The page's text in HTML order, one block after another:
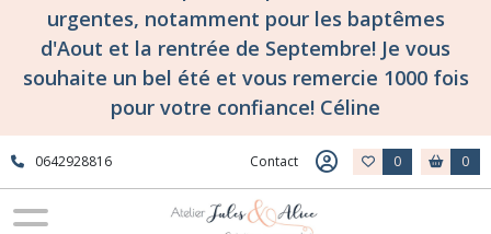
urgentes, notamment pour les baptêmes
d'Aout et la rentrée de Septembre! Je vous
souhaite un bel été et vous remercie 1000 fois
pour votre confiance! Céline
0642928816 Contact 0 0
produits
confections
surmesure
et
personnalisées
suspensions
personnalisables